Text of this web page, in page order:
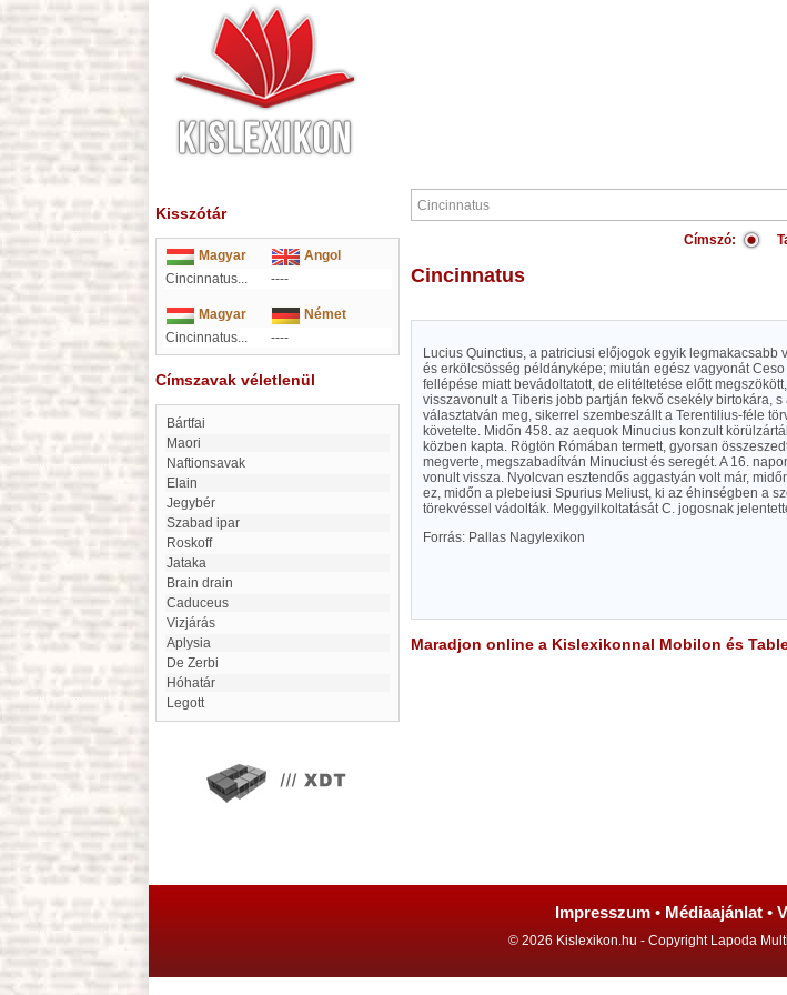
Kisszótár
Magyar
Angol
Cincinnatus...
----
Magyar
Német
Cincinnatus...
----
Címszavak véletlenül
Bártfai
Maori
Naftionsavak
elain
Jegybér
Szabad ipar
Roskoff
Jataka
brain drain
Caduceus
Vizjárás
Aplysia
De Zerbi
Hóhatár
Legott
Címszó:
Cincinnatus
Lucius Quinctius, a patriciusi előjogok egyik
és erkölcsösség példányképe; miután egész vagyonát
fellépése miatt bevádoltatott, de elitéltetése előtt
visszavonult a Tiberis jobb partján fekvő csekély birtokára,
választatván meg, sikerrel szembeszállt a Terentilius-féle
követelte. Midőn 458. az aequok Minucius konzult
közben kapta. Rögtön Rómában termett, gyorsan
megverte, megszabadítván Minuciust és seregét. A 16.
vonult vissza. Nyolcvan esztendős aggastyán volt már,
ez, midőn a plebeiusi Spurius Meliust, ki az éhinségben a
törekvéssel vádolták. Meggyilkoltatását C. jogosnak
Forrás: Pallas Nagylexikon
Maradjon online a Kislexikonnal Mobilon és
Impresszum • Médiaajánlat •
© 2026 Kislexikon.hu - Copyright Lapoda